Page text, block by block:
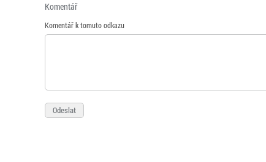
Komentář
Komentář k tomuto odkazu